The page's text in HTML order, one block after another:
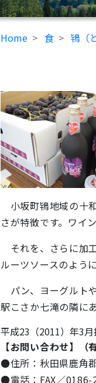
Home 食 鴇（
小坂町鴇地域の十
さが特徴です。ワイ
それを、さらに加
ルーツソースのよう
パン、ヨーグルト
駅こさか七滝の隣に
平成23（2011）年3
【お問い合わせ】（
●住所：秋田県鹿角
●電話：FAX／0186-